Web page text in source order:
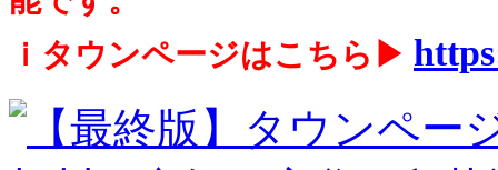
ｉタウンページはこちら▶